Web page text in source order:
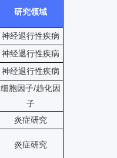
研究领域
神经退行性疾病
神经退行性疾病
神经退行性疾病
细胞因子/趋化因
子
炎症研究
炎症研究